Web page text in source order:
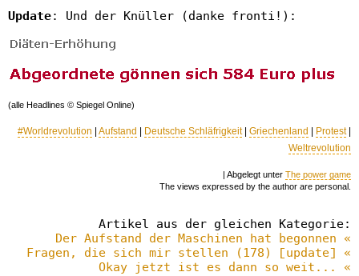
Update: Und der Knüller (danke fronti!):
(alle Headlines © Spiegel Online)
#Worldrevolution Aufstand Deutsche Schläfrigkeit| Griechenland Protest|
Weltrevolution
| Abgelegt unter The power game
The views expressed by the author are personal.
Artikel aus der gleichen Kategorie:
Der Aufstand der Maschinen hat begonnen «
Fragen, die sich mir stellen (178) [update] «
Okay jetzt ist es dann so weit... «